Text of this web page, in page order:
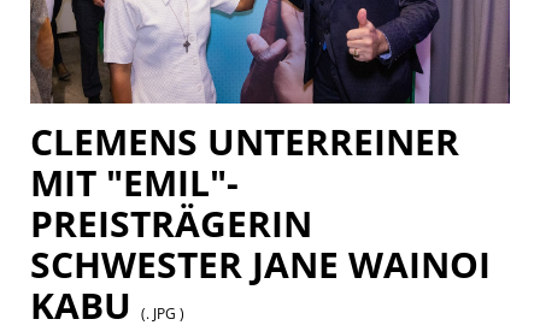
Pressekontakt
CLEMENS UNTERREINER
MIT "EMIL"-
PREISTRÄGERIN
SCHWESTER JANE WAINOI
KABU (. JPG )